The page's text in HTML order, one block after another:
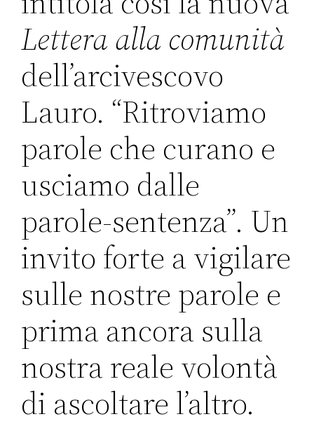
Lettera alla comunità
dell’arcivescovo
Lauro. “Ritroviamo
parole che curano e
usciamo dalle
parole-sentenza”. Un
invito forte a vigilare
sulle nostre parole e
prima ancora sulla
nostra reale volontà
di ascoltare l’altro.